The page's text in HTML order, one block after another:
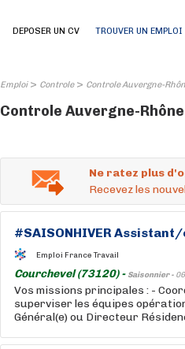
DEPOSER UN CV TROUVER UN EMPLOI
Emploi> Controle> Controle Auvergne-
Controle Auvergne-
Ne ratez plus
Recevez les
#SAISONHIVER Assistant/
Emploi France Travail
Courchevel (73120) - Saisonnier -
Vos missions principales : -
superviser les équipes
Général(e) ou Directeur